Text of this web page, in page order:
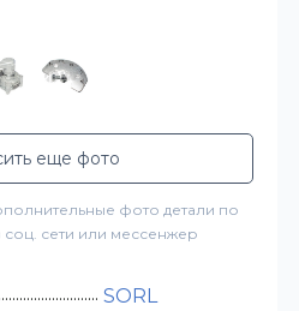
еще фото
фото детали по
сети или мессенжер
SORL